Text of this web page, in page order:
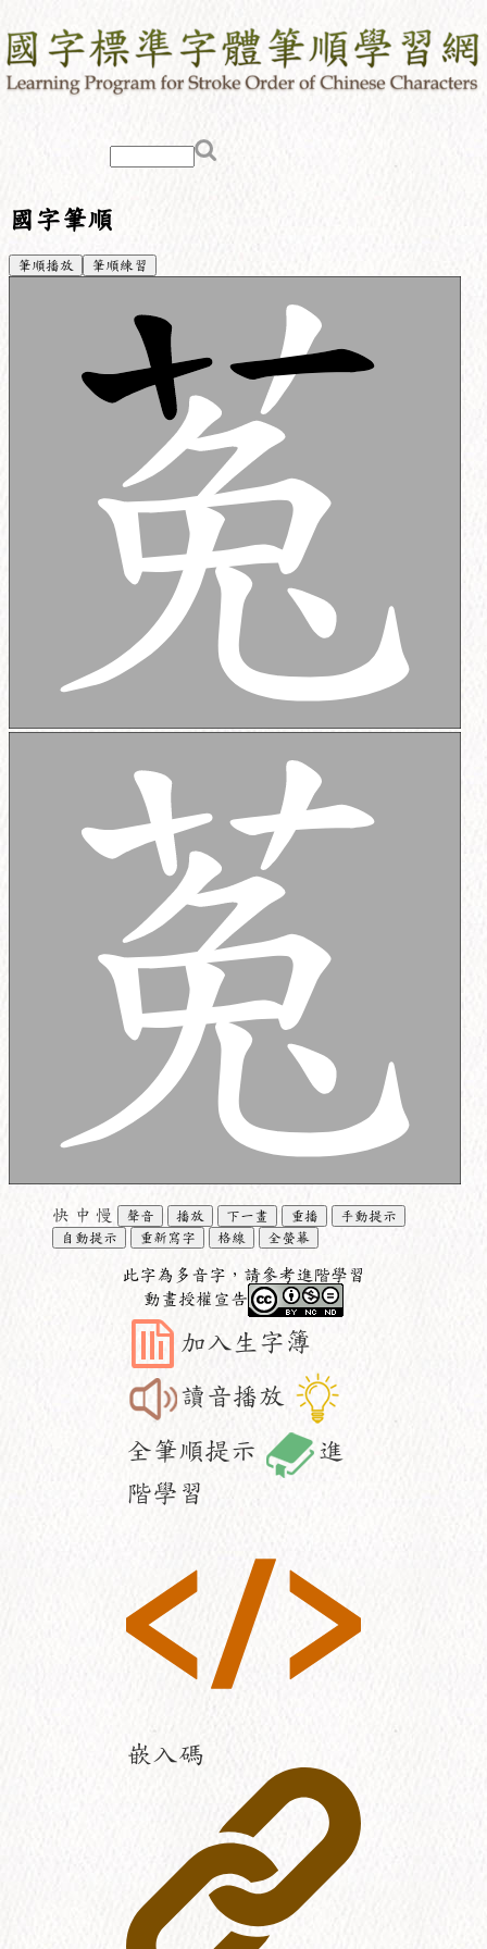
國字筆順
筆順播放 筆順練習
快 中 慢 聲音 播放 下一畫 重播
手動提示
自動提示
重新寫字 格線 全螢幕
此字為多音字，請參考進階學習
動畫授權宣告
加入生字簿
讀音播放
全筆順提示
進
階學習
嵌入碼